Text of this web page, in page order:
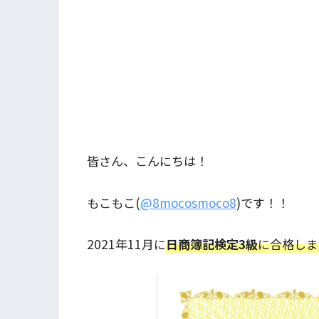
皆さん、こんにちは！
もこもこ(@8mocosmoco8)です！！
2021年11月に日商簿記検定3級に合格し